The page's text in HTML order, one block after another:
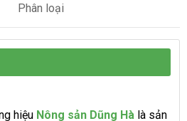
Phân loại
hiệu Nông sản Dũng Hà là sản